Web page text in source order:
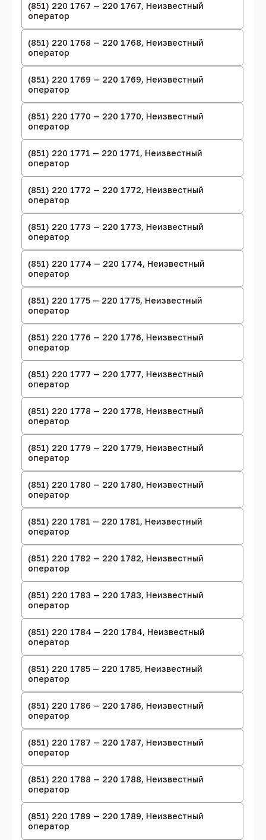
(851) 220 1767 — 220 1767, Неизвестный
оператор
(851) 220 1768 — 220 1768, Неизвестный
оператор
(851) 220 1769 — 220 1769, Неизвестный
оператор
(851) 220 1770 — 220 1770, Неизвестный
оператор
(851) 220 1771 — 220 1771, Неизвестный
оператор
(851) 220 1772 — 220 1772, Неизвестный
оператор
(851) 220 1773 — 220 1773, Неизвестный
оператор
(851) 220 1774 — 220 1774, Неизвестный
оператор
(851) 220 1775 — 220 1775, Неизвестный
оператор
(851) 220 1776 — 220 1776, Неизвестный
оператор
(851) 220 1777 — 220 1777, Неизвестный
оператор
(851) 220 1778 — 220 1778, Неизвестный
оператор
(851) 220 1779 — 220 1779, Неизвестный
оператор
(851) 220 1780 — 220 1780, Неизвестный
оператор
(851) 220 1781 — 220 1781, Неизвестный
оператор
(851) 220 1782 — 220 1782, Неизвестный
оператор
(851) 220 1783 — 220 1783, Неизвестный
оператор
(851) 220 1784 — 220 1784, Неизвестный
оператор
(851) 220 1785 — 220 1785, Неизвестный
оператор
(851) 220 1786 — 220 1786, Неизвестный
оператор
(851) 220 1787 — 220 1787, Неизвестный
оператор
(851) 220 1788 — 220 1788, Неизвестный
оператор
(851) 220 1789 — 220 1789, Неизвестный
оператор